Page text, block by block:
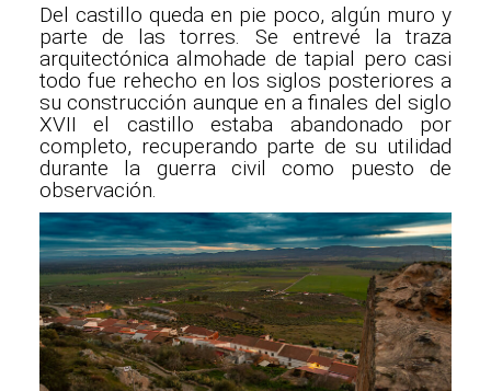
Del castillo queda en pie poco, algún muro y
parte de las torres. Se entrevé la traza
arquitectónica almohade de tapial pero casi
todo fue rehecho en los siglos posteriores a
su construcción aunque en a finales del siglo
XVII el castillo estaba abandonado por
completo, recuperando parte de su utilidad
durante la guerra civil como puesto de
observación.